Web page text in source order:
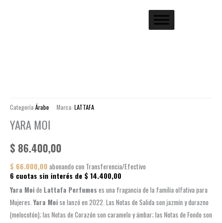
Categoría Árabe Marca: LATTAFA
YARA MOI
$ 86.400,00
$ 66.000,00 abonando con Transferencia/Efectivo
6 cuotas sin interés de $ 14.400,00
Yara Moide Lattafa Perfumes es una fragancia de la familia olfativa para
Mujeres. Yara Moise lanzó en 2022. Las Notas de Salida son jazmín y durazno
(melocotón); las Notas de Corazón son caramelo y ámbar; las Notas de Fondo son